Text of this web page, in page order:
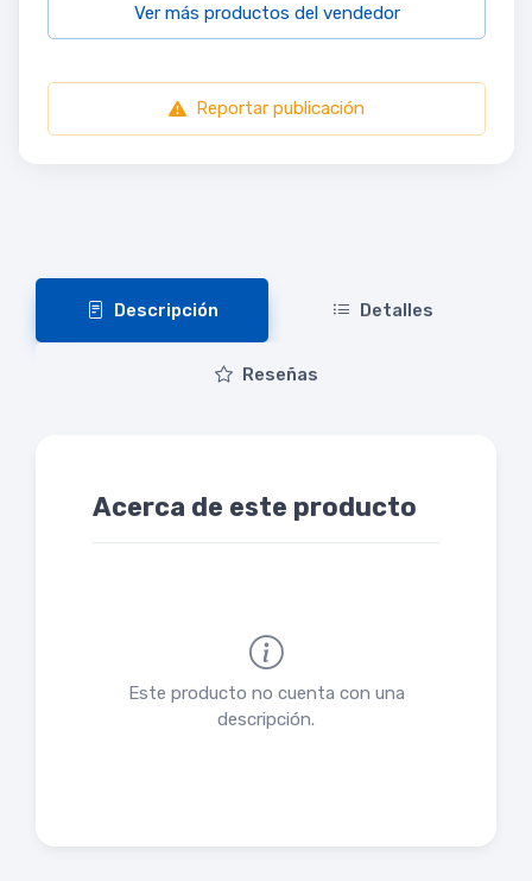
Ver más productos del vendedor
Reportar publicación
Descripción Detalles
Reseñas
Acerca de este producto
Este producto no cuenta con una
descripción.